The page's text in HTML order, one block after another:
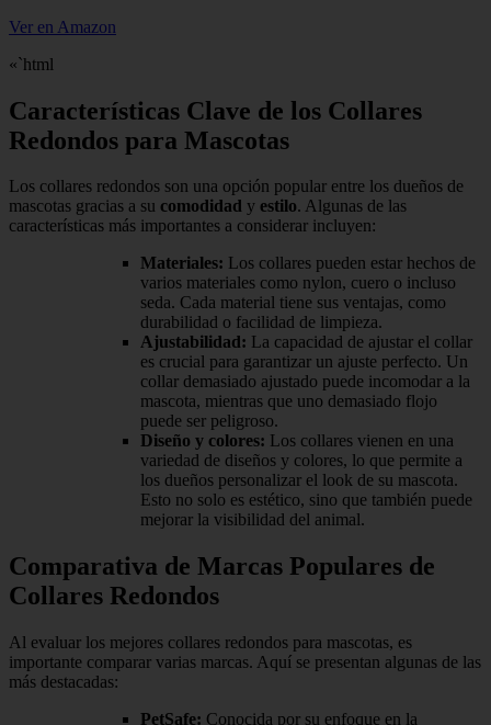
Ver en Amazon
«`html
Características Clave de los Collares
Redondos para Mascotas
Los collares redondos son una opción popular entre los dueños de
mascotas gracias a su comodidad y estilo. Algunas de las
características más importantes a considerar incluyen:
Materiales: Los collares pueden estar hechos de
varios materiales como nylon, cuero o incluso
seda. Cada material tiene sus ventajas, como
durabilidad o facilidad de limpieza.
Ajustabilidad: La capacidad de ajustar el collar
es crucial para garantizar un ajuste perfecto. Un
collar demasiado ajustado puede incomodar a la
mascota, mientras que uno demasiado flojo
puede ser peligroso.
Diseño y colores: Los collares vienen en una
variedad de diseños y colores, lo que permite a
los dueños personalizar el look de su mascota.
Esto no solo es estético, sino que también puede
mejorar la visibilidad del animal.
Comparativa de Marcas Populares de
Collares Redondos
Al evaluar los mejores collares redondos para mascotas, es
importante comparar varias marcas. Aquí se presentan algunas de las
más destacadas:
PetSafe: Conocida por su enfoque en la